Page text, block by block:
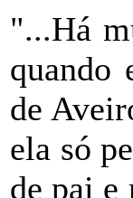
"...Há
quando
de
ela só
de pai e